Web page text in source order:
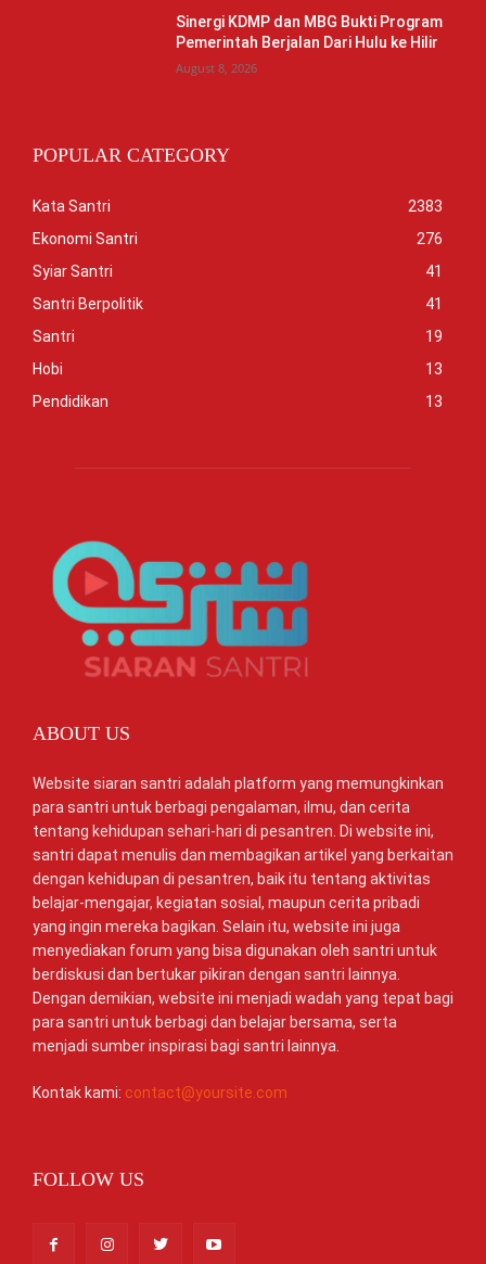
Sinergi KDMP dan MBG Bukti Program
Pemerintah Berjalan Dari Hulu ke Hilir
August 8, 2026
POPULAR CATEGORY
Kata Santri
2383
Ekonomi Santri
276
Syiar Santri
41
Santri Berpolitik
41
Santri
19
Hobi
13
Pendidikan
13
ABOUT US
Website siaran santri adalah platform yang memungkinkan
para santri untuk berbagi pengalaman, ilmu, dan cerita
tentang kehidupan sehari-hari di pesantren. Di website ini,
santri dapat menulis dan membagikan artikel yang berkaitan
dengan kehidupan di pesantren, baik itu tentang aktivitas
belajar-mengajar, kegiatan sosial, maupun cerita pribadi
yang ingin mereka bagikan. Selain itu, website ini juga
menyediakan forum yang bisa digunakan oleh santri untuk
berdiskusi dan bertukar pikiran dengan santri lainnya.
Dengan demikian, website ini menjadi wadah yang tepat bagi
para santri untuk berbagi dan belajar bersama, serta
menjadi sumber inspirasi bagi santri lainnya.
Kontak kami: contact@yoursite.com
FOLLOW US